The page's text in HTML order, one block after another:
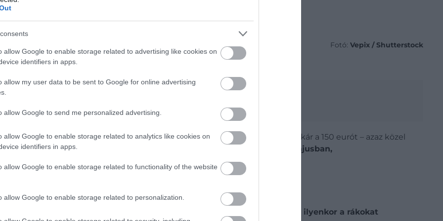
allow Google to enable storage related to advertising like cookies on
identifiers in apps.
allow my user data to be sent to Google for online advertising
allow Google to send me personalized advertising.
allow Google to enable storage related to analytics like cookies on
identifiers in apps.
allow Google to enable storage related to functionality of the website
allow Google to enable storage related to personalization.
Fotó: Vepix / Shutterstock
kerülnek kórházba szennyezett tengeri ételek miatt
A Driveszerinta különleges alapanyag ára kilogrammonként akár a 150 eurót – azaz közel
fogások csupán évente két rövid időszakban – jellemzően
április-májusban,
majd forró olajban ropogósra sütik. Létezik egy gazdagabb változat is: ilyenkor a rákokat